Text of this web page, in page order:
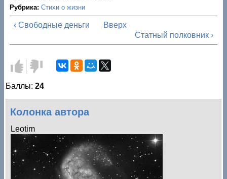
Рубрика:Стихи о жизни
‹ Свободные деньги
Вверх
Статный полковник ›
Голос
за!
Голос
против!
Баллы:24
Колонка автора
Leotim